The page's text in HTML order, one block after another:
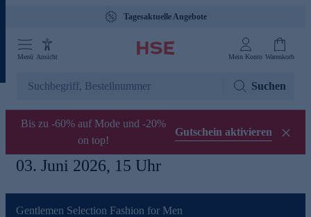
Tagesaktuelle Angebote
Menü Ansicht Mein Konto Warenkorb
Suchen
Bis zu -60% auf Mode und -20%
on top!
Gutschein aktivieren
03. Juni 2026, 15 Uhr
Gentlemen Selection Fashion for Men